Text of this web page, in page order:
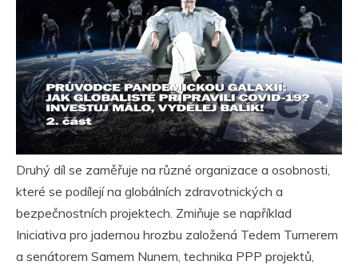
Druhý díl se zaměřuje na různé organizace a osobnosti,
které se podílejí na globálních zdravotnických a
bezpečnostních projektech. Zmiňuje se například
Iniciativa pro jadernou hrozbu založená Tedem Turnerem
a senátorem Samem Nunem, technika PPP projektů,